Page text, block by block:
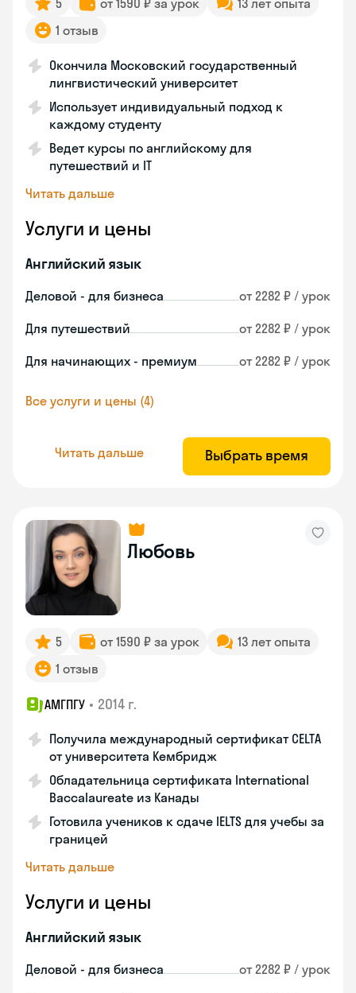
5 от 1590 ₽ за урок
13 лет опыта
1 отзыв
Окончила Московский государственный
лингвистический университет
Использует индивидуальный подход к
каждому студенту
Ведет курсы по английскому для
путешествий и IT
Читать дальше
Услуги и цены
Английский язык
Деловой - для бизнеса от 2282 ₽ / урок
Для путешествий от 2282 ₽ / урок
Для начинающих - премиум от 2282 ₽ / урок
Все услуги и цены (4)
Читать дальше Выбрать время
Любовь
5 от 1590 ₽ за урок
13 лет опыта
1 отзыв
АМГПГУ • 2014 г.
Получила международный сертификат CELTA
от университета Кембридж
Обладательница сертификата International
Baccalaureate из Канады
Готовила учеников к сдаче IELTS для учебы за
границей
Читать дальше
Услуги и цены
Английский язык
Деловой - для бизнеса от 2282 ₽ / урок